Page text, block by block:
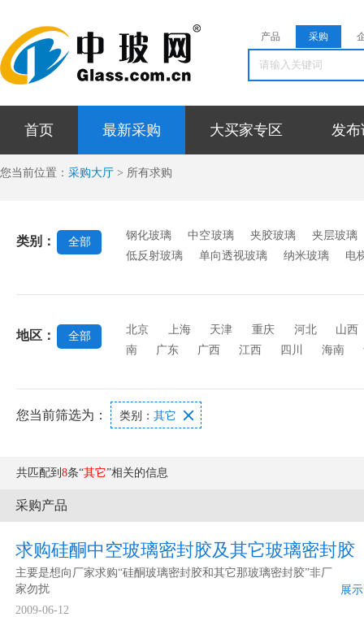
产品 采购
首页 最新采购 大买家专区 发布
您当前位置： 采购大厅 > 所有求购
类别： 全部
钢化玻璃 中空玻璃 夹胶玻璃
夹层玻璃
低反射玻璃
单向透视玻璃 纳米玻璃
电
砸玻璃
电子玻璃 台阶玻璃 中空百叶玻
地区： 全部
北京 上海 天津 重庆 河北
山西
南
广东 广西 江西 四川 海南
您当前筛选为： 类别： 其它 
共匹配到 8条“其它”相关的信息
采购产品
求购硅酮中空玻璃密封胶及其它玻璃密封胶
主要是想向厂家求购“硅酮玻璃密封胶和其它那玻璃密封胶”非厂
家勿扰
展
2009-06-12